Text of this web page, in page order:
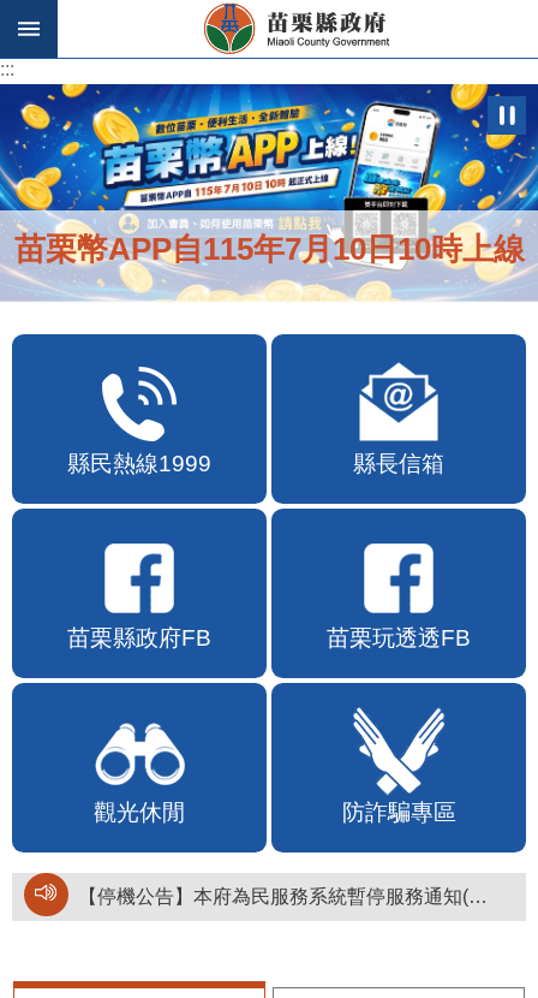
跳到主要內容區塊
:::
苗栗幣APP自115年7月10日10時上線
縣民熱線1999 縣長信箱
苗栗縣政府FB 苗栗玩透透FB
觀光休閒 防詐騙專區
【停機公告】本府為民服務系統暫停服務通知(停止服務時間：115年8月6日17時至19時)